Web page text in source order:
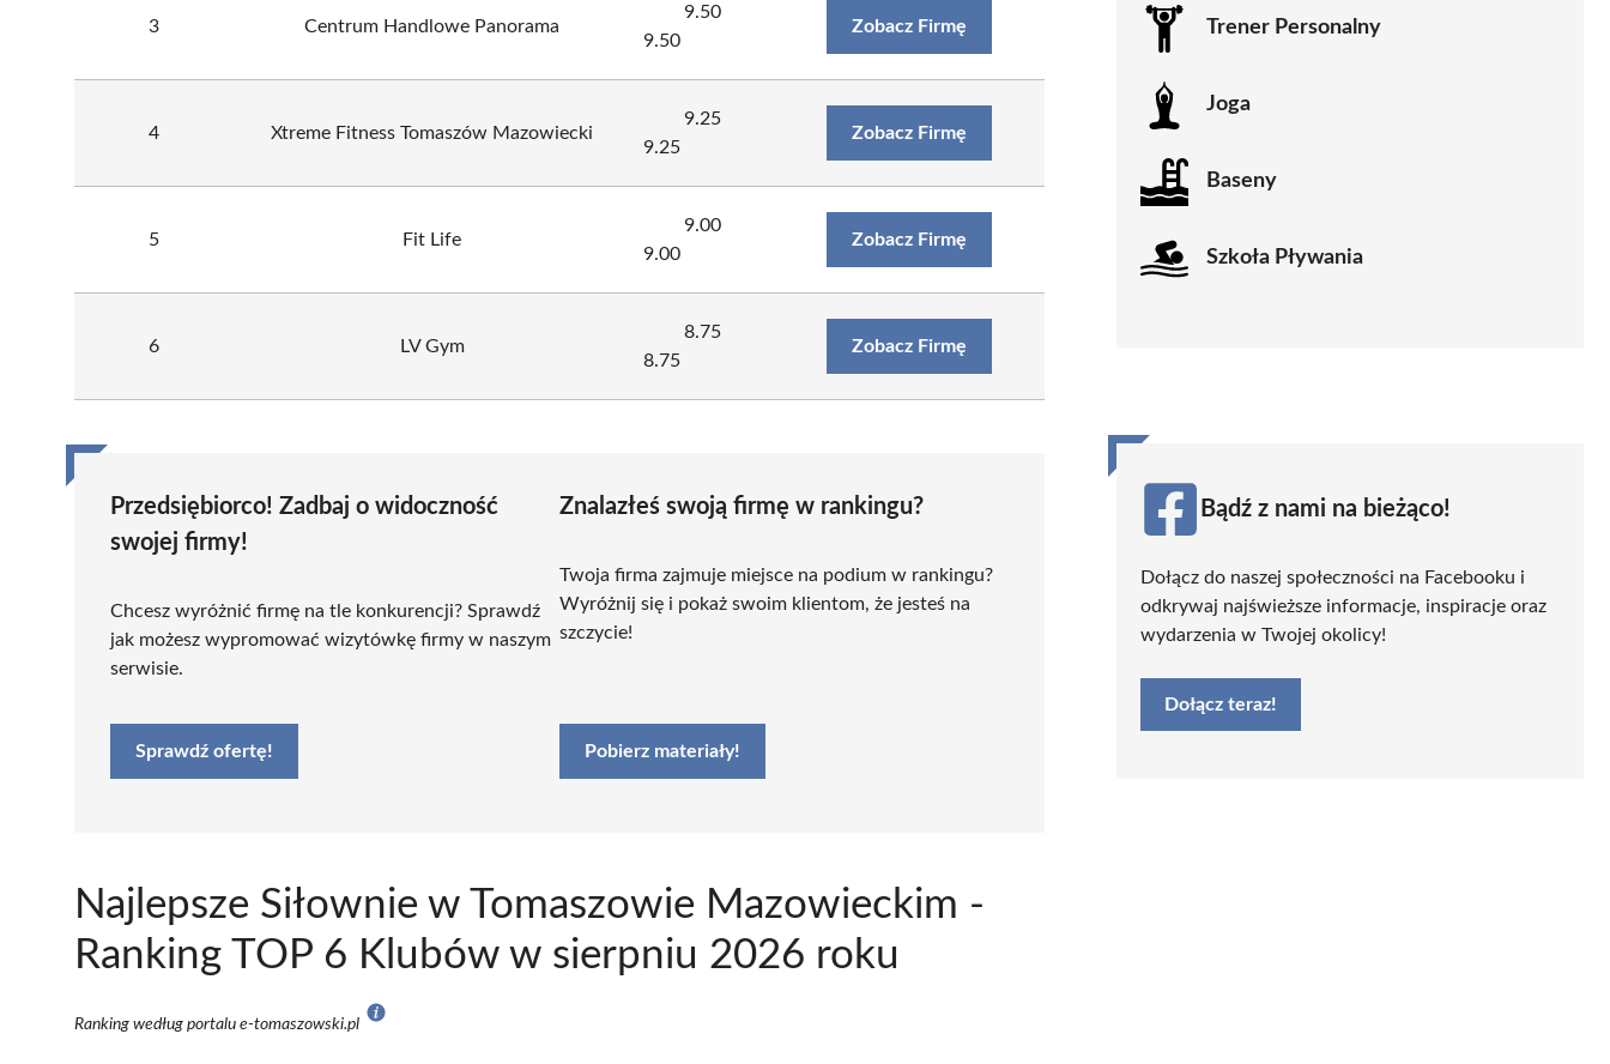
3 Centrum Handlowe Panorama
9.50
9.50
Zobacz Firmę
4 Xtreme Fitness Tomaszów Mazowiecki
9.25
9.25
Zobacz Firmę
5 Fit Life
9.00
9.00
Zobacz Firmę
6 LV Gym
8.75
8.75
Zobacz Firmę
Przedsiębiorco! Zadbaj o widoczność
swojej firmy!
Chcesz wyróżnić firmę na tle konkurencji? Sprawdź
jak możesz wypromować wizytówkę firmy w naszym
serwisie.
Sprawdź ofertę!
Znalazłeś swoją firmę w rankingu?
Twoja firma zajmuje miejsce na podium w rankingu?
Wyróżnij się i pokaż swoim klientom, że jesteś na
szczycie!
Pobierz materiały!
Najlepsze Siłownie w Tomaszowie Mazowieckim -
Ranking TOP 6 Klubów w sierpniu 2026 roku
Ranking według portalu e-tomaszowski.pl
Trener Personalny
Joga
Baseny
Szkoła Pływania
Bądź z nami na bieżąco!
Dołącz do naszej społeczności na Facebooku i
odkrywaj najświeższe informacje, inspiracje oraz
wydarzenia w Twojej okolicy!
Dołącz teraz!